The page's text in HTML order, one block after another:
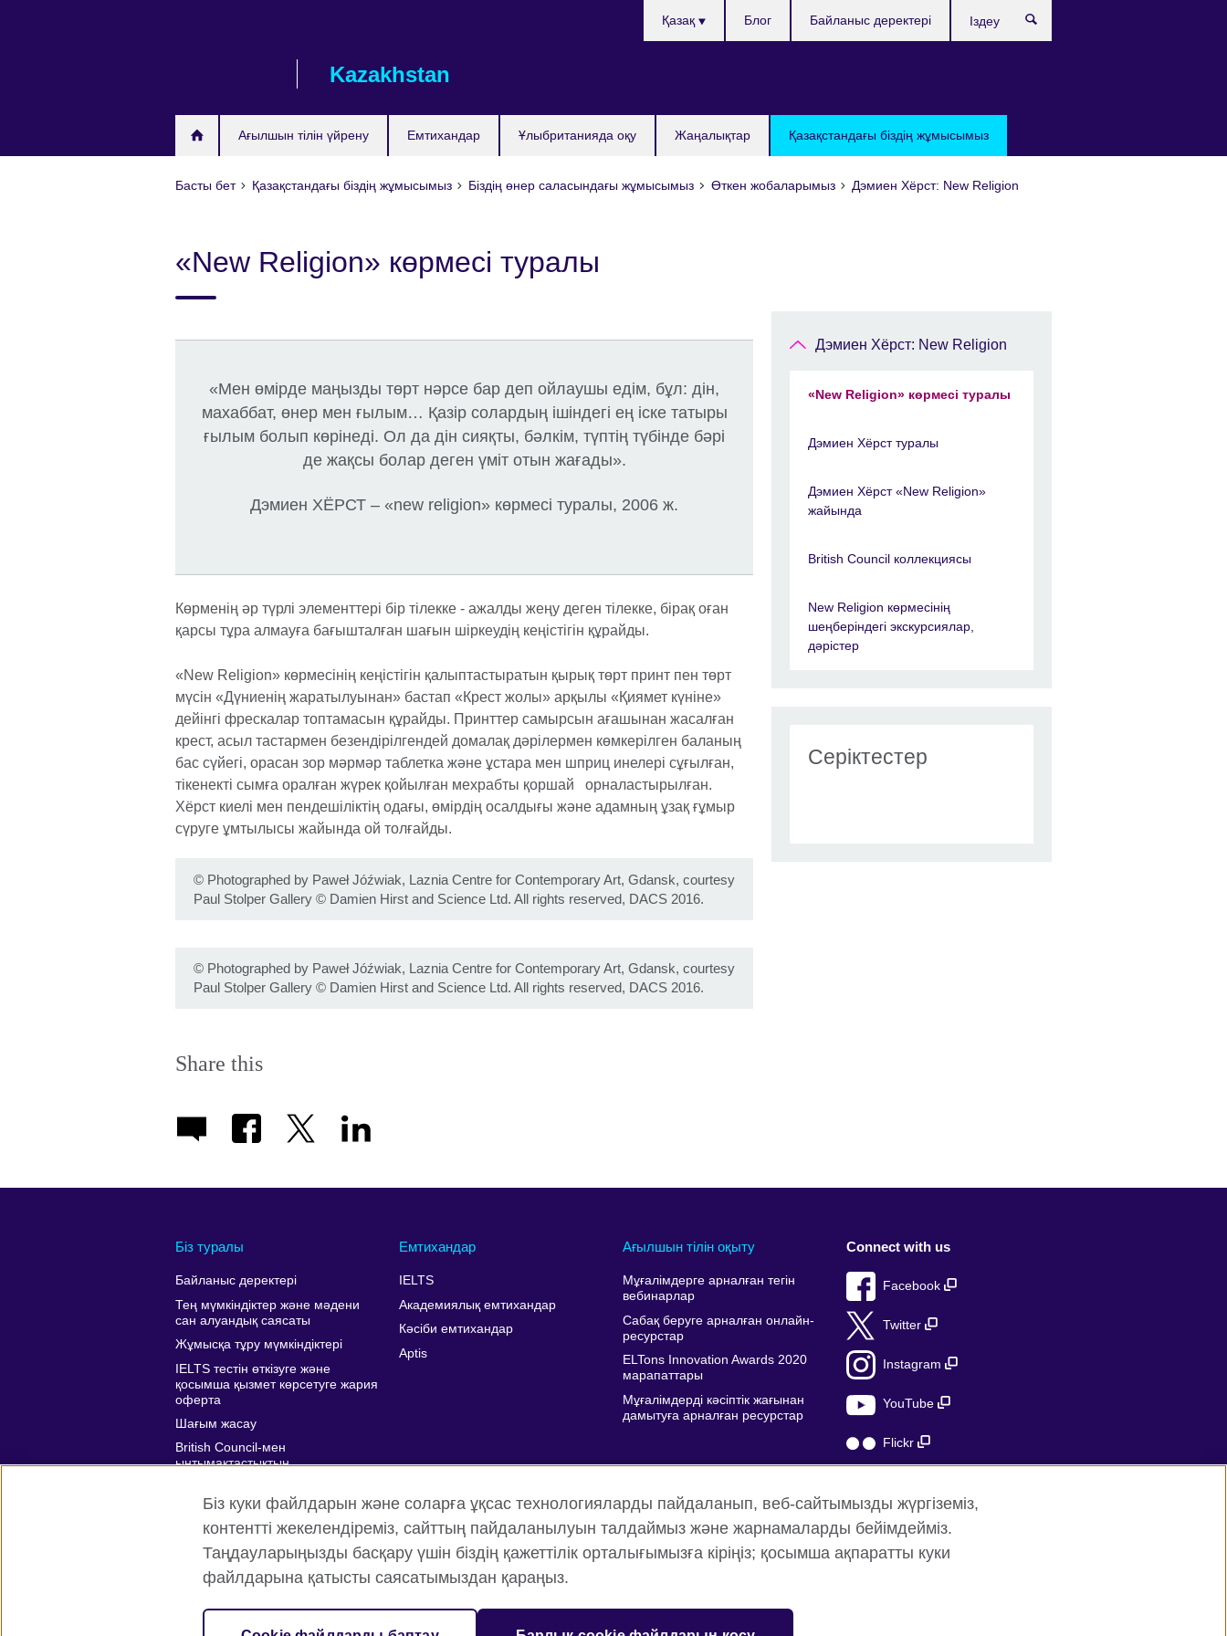
Kazakhstan
Ағылшын тілін үйрену Емтихандар Ұлыбританияда оқу Жаңалықтар Қазақстандағы бiздiң жұмысымыз
таңдаңыз
Қазақ Блог Байланыс деректері
Басты бет Қазақстандағы бiздiң жұмысымыз Біздің өнер саласындағы жұмысымыз Өткен жобаларымыз Дэмиен Хёрст: New Religion
«New Religion» көрмесі туралы
«Мен өмірде маңызды төрт нәрсе бар деп ойлаушы едім, бұл: дін,
махаббат, өнер мен ғылым… Қазір солардың ішіндегі ең іске татыры
ғылым болып көрінеді. Ол да дін сияқты, бәлкім, түптің түбінде бәрі
де жақсы болар деген үміт отын жағады».
Дэмиен ХЁРСТ – «new religion» көрмесі туралы, 2006 ж.
Көрменің әр түрлі элементтері бір тілекке - ажалды жеңу деген тілекке, бірақ оған
қарсы тұра алмауға бағышталған шағын шіркеудің кеңістігін құрайды.
«New Religion» көрмесінің кеңістігін қалыптастыратын қырық төрт принт пен төрт
мүсін «Дүниенің жаратылуынан» бастап «Крест жолы» арқылы «Қиямет күніне»
дейінгі фрескалар топтамасын құрайды. Принттер самырсын ағашынан жасалған
крест, асыл тастармен безендірілгендей домалақ дәрілермен көмкерілген баланың
бас сүйегі, орасан зор мәрмәр таблетка және ұстара мен шприц инелері сұғылған,
тікенекті сымға оралған жүрек қойылған мехрабты қоршай орналастырылған.
Хёрст киелі мен пендешіліктің одағы, өмірдің осалдығы және адамның ұзақ ғұмыр
сүруге ұмтылысы жайында ой толғайды.
© Photographed by Paweł Jóźwiak, Laznia Centre for Contemporary Art, Gdansk, courtesy
Paul Stolper Gallery © Damien Hirst and Science Ltd. All rights reserved, DACS 2016.
© Photographed by Paweł Jóźwiak, Laznia Centre for Contemporary Art, Gdansk, courtesy
Paul Stolper Gallery © Damien Hirst and Science Ltd. All rights reserved, DACS 2016.
Share this
Дэмиен Хёрст: New Religion
«New Religion» көрмесі туралы
Дэмиен Хёрст туралы
Дэмиен Хёрст «New Religion»
жайында
British Council коллекциясы
New Religion көрмесінің
шеңберіндегі экскурсиялар,
дәрістер
Серіктестер
Біз туралы
Байланыс деректері
Тең мүмкіндіктер және мәдени
сан алуандық саясаты
Жұмысқа тұру мүмкіндіктері
IELTS тестін өткізуге және
қосымша қызмет көрсетуге жария
оферта
Шағым жасау
British Council-мен
ынтымақтастықтың
Affiliate marketing
Емтихандар
IELTS
Академиялық емтихандар
Кәсіби емтихандар
Aptis
Ағылшын тілін оқыту
Мұғалімдерге арналған тегін
вебинарлар
Сабақ беруге арналған онлайн-
ресурстар
ELTons Innovation Awards 2020
марапаттары
Мұғалімдерді кәсіптік жағынан
дамытуға арналған ресурстар
Connect with us
Facebook
Twitter
Instagram
YouTube
Flickr
British Council жаһанды түрде Құпиялық және пайдалану шарттары
Біз куки файлдарын және соларға ұқсас технологияларды пайдаланып, веб-сайтымызды жүргіземіз,
контентті жекелендіреміз, сайттың пайдаланылуын талдаймыз және жарнамаларды бейімдейміз.
Таңдауларыңызды басқару үшін біздің қажеттілік орталығымызға кіріңіз; қосымша ақпаратты куки
файлдарына қатысты саясатымыздан қараңыз.